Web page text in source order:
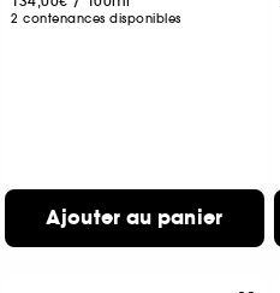
2 contenances disponibles
Ajouter au panier